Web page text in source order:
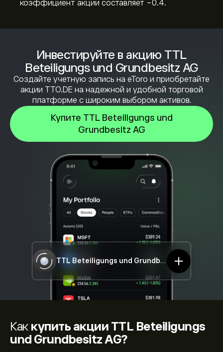
Инвестируйте в акцию TTL
Beteiligungs und Grundbesitz AG
Создайте учетную запись на eToro и приобретайте
акции TTO.DE на надежной и удобной торговой
платформе с широким выбором активов.
Купите TTL Beteiligungs und
Grundbesitz AG
TTL Beteiligungs und Grundbesitz AG
коэффициент акции составляет -0.4.
Как купить акции TTL Beteiligungs
und Grundbesitz AG?